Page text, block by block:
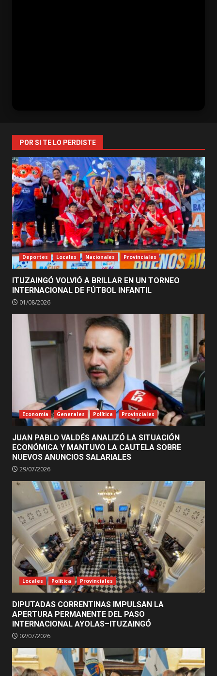
POR SI TE LO PERDISTE
Deportes Locales Nacionales Provinciales
ITUZAINGÓ VOLVIÓ A BRILLAR EN UN TORNEO
INTERNACIONAL DE FÚTBOL INFANTIL
01/08/2026
Economía Generales Política Provinciales
JUAN PABLO VALDÉS ANALIZÓ LA SITUACIÓN
ECONÓMICA Y MANTUVO LA CAUTELA SOBRE
NUEVOS ANUNCIOS SALARIALES
29/07/2026
Locales Política Provinciales
DIPUTADAS CORRENTINAS IMPULSAN LA
APERTURA PERMANENTE DEL PASO
INTERNACIONAL AYOLAS–ITUZAINGÓ
02/07/2026